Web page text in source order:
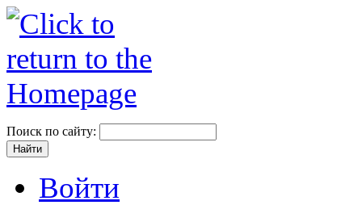
Поиск по сайту:
Войти